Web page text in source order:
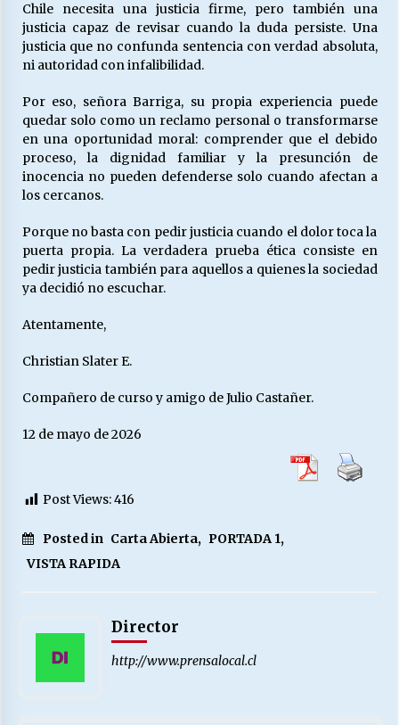
Chile necesita una justicia firme, pero también una
justicia capaz de revisar cuando la duda persiste. Una
justicia que no confunda sentencia con verdad absoluta,
ni autoridad con infalibilidad.
Por eso, señora Barriga, su propia experiencia puede
quedar solo como un reclamo personal o transformarse
en una oportunidad moral: comprender que el debido
proceso, la dignidad familiar y la presunción de
inocencia no pueden defenderse solo cuando afectan a
los cercanos.
Porque no basta con pedir justicia cuando el dolor toca la
puerta propia. La verdadera prueba ética consiste en
pedir justicia también para aquellos a quienes la sociedad
ya decidió no escuchar.
Atentamente,
Christian Slater E.
Compañero de curso y amigo de Julio Castañer.
12 de mayo de 2026
Post Views:416
Posted in Carta Abierta, PORTADA 1,
VISTA RAPIDA
Director
http://www.prensalocal.cl